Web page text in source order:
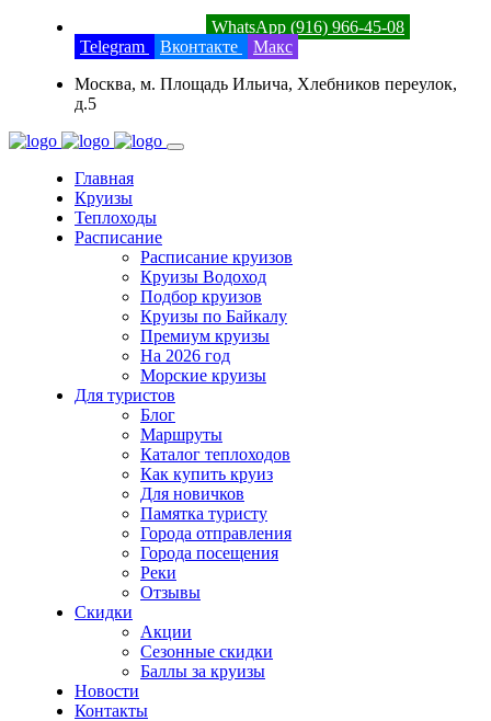
WhatsApp (916) 966-45-08
Telegram
Вконтакте
Макс
Москва, м. Площадь Ильича, Хлебников переулок,
д.5
Главная
Круизы
Теплоходы
Расписание
Расписание круизов
Круизы Водоход
Подбор круизов
Круизы по Байкалу
Премиум круизы
На 2026 год
Морские круизы
Для туристов
Блог
Маршруты
Каталог теплоходов
Как купить круиз
Для новичков
Памятка туристу
Города отправления
Города посещения
Реки
Отзывы
Скидки
Акции
Сезонные скидки
Баллы за круизы
Новости
Контакты